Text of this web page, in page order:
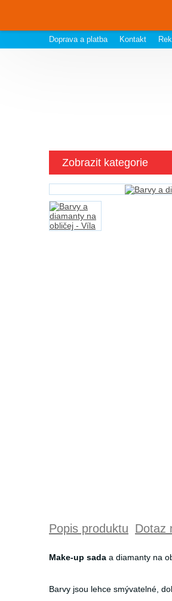
Doprava a platba Kontakt
Zobrazit kategorie
Popis produktu Dotaz
Make-up sada a diamanty na
Barvy jsou lehce smývatelné,